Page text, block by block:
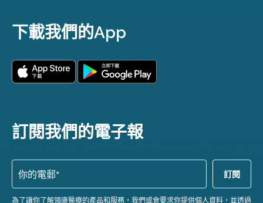
下載我們的App
訂閱我們的電子報
為了讓你了解領康醫療的產品和服務，我們或會要求你提供個人資料，並透過